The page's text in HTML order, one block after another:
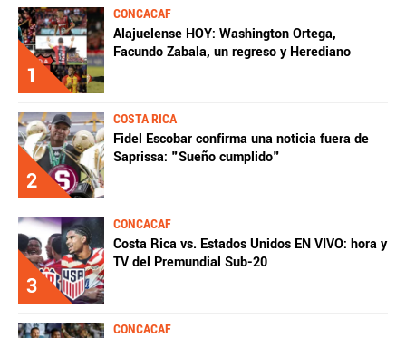
1
CONCACAF
Alajuelense HOY: Washington Ortega,
Facundo Zabala, un regreso y Herediano
2
COSTA RICA
Fidel Escobar confirma una noticia fuera de
Saprissa: "Sueño cumplido"
3
CONCACAF
Costa Rica vs. Estados Unidos EN VIVO: hora y
TV del Premundial Sub-20
CONCACAF